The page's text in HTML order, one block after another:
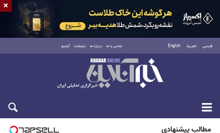
فارسی العربية English تماس با ما درباره ما تبلیغات آرشیو
پنجشنبه ۱۵ مرداد ۱۴۰۵
مطالب پیشنهادی
×